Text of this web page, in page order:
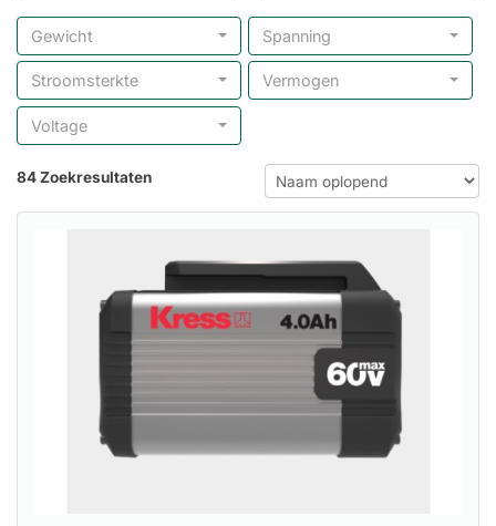
Gewicht Spanning
Stroomsterkte Vermogen
Voltage
84 Zoekresultaten